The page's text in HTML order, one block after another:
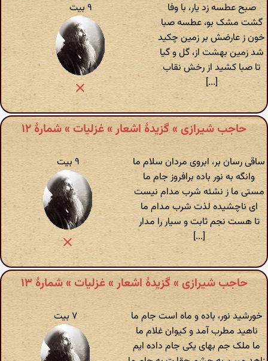
صبح عطسه زد یار، با وفا
گشت مشک بو، عطسه صبا
خون ز عارضش بر زمین چکید
شد زمین بهشت از، گل و گیا
تا صبا کشید از رخش نقاب
[...]
۹ بیت
حاجب شیرازی » گزیدهٔ اشعار » غزلیات » شمارهٔ ۱۲
ساقی رسان بر، ابروی مردان سلام ما
وانگه به نور باده برافروز جام ما
مستی ما ز نشئه شرب مدام نیست
ای ناچشیده لذت شرب مدام ما
تا هست نجم ثابت و سیار را مدار
[...]
۹ بیت
حاجب شیرازی » گزیدهٔ اشعار » غزلیات » شمارهٔ ۱۳
خورشید نور، باده و ماه است جام ما
ناهید مطرب آمد و کیوان غلام ما
ما ملک جم بهای یکی جام داده ایم
۷ بیت